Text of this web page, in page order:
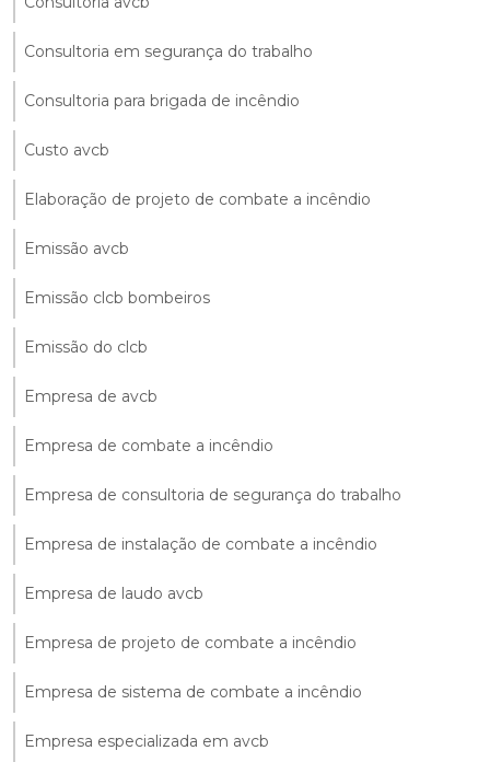
Consultoria em segurança do trabalho
Consultoria para brigada de incêndio
Custo avcb
Elaboração de projeto de combate a incêndio
Emissão avcb
Emissão clcb bombeiros
Emissão do clcb
Empresa de avcb
Empresa de combate a incêndio
Empresa de consultoria de segurança do trabalho
Empresa de instalação de combate a incêndio
Empresa de laudo avcb
Empresa de projeto de combate a incêndio
Empresa de sistema de combate a incêndio
Empresa especializada em avcb